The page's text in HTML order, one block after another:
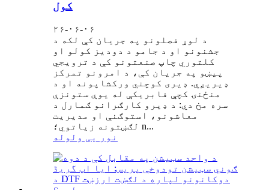
کول
۲۶-۰۶-۰۶
د لوړ فصلونو په جریان کې لکه د
جشنونو او د جامو د دودیز کولو او
کلتوري چاپ صنعتونو کې د ترویجي
پیښو په جریان کې، د امرونو تمرکز
ډیریږي. ډیری کوچني ورکشاپونه او د
منځنۍ کچې فابریکې له یوې ستونزې
سره مخ دي: د ډیرو کارګرانو ګمارل د
معاشونو، استوګنې او مدیریت
لګښتونه زیاتوي؛ n...
نور یی ولوله